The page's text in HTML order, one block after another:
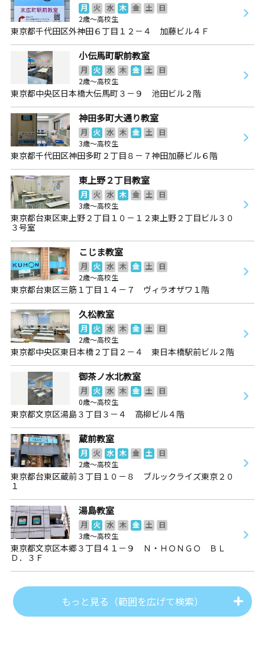
月 火 水 木 金 土
日
2歳～高校生
東京都千代田区外神田６丁目１２－４ 加藤ビル４Ｆ
小伝馬町駅前教室
月 火 水 木 金 土
日
2歳～高校生
東京都中央区日本橋大伝馬町３－９ 池田ビル２階
神田多町大通り教室
月 火 水 木 金 土
日
3歳～高校生
東京都千代田区神田多町２丁目８－７神田加藤ビル６階
東上野２丁目教室
月 火 水 木 金 土
日
3歳～高校生
東京都台東区東上野２丁目１０－１２東上野２丁目ビル３０
３号室
こじま教室
月 火 水 木 金 土
日
2歳～高校生
東京都台東区三筋１丁目１４－７ ヴィラオザワ１階
久松教室
月 火 水 木 金 土
日
2歳～高校生
東京都中央区東日本橋２丁目２－４ 東日本橋駅前ビル２階
御茶ノ水北教室
月 火 水 木 金 土
日
0歳～高校生
東京都文京区湯島３丁目３－４ 高柳ビル４階
蔵前教室
月 火 水 木 金 土
日
2歳～高校生
東京都台東区蔵前３丁目１０－８ ブルックライズ東京２０
１
湯島教室
月 火 水 木 金 土
日
3歳～高校生
東京都文京区本郷３丁目４１－９ Ｎ・ＨＯＮＧＯ ＢＬ
Ｄ．３Ｆ
もっと見る（範囲を広げて検索）